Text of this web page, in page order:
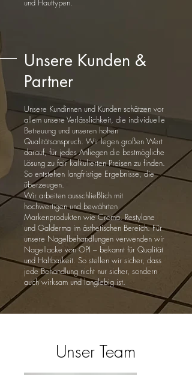
und Hauttypen.​
Unsere Kunden &
Partner
Unsere Kundinnen und Kunden schätzen vor
allem unsere Verlässlichkeit, die individuelle
Betreuung und unseren hohen
Qualitätsanspruch. Wir legen großen Wert
darauf, für jedes Anliegen die bestmögliche
Lösung zu fair kalkulierten Preisen zu finden.
So entstehen langfristige Ergebnisse, die
überzeugen.
Wir arbeiten ausschließlich mit
hochwertigen und bewährten
Markenprodukten wie Croma, Restylane
und Galderma im ästhetischen Bereich. Für
unsere Nagelbehandlungen verwenden wir
Nagellacke von OPI – bekannt für Qualität
und Haltbarkeit. So stellen wir sicher, dass
jede Behandlung nicht nur sicher, sondern
auch wirksam und langlebig ist.
Unser Team